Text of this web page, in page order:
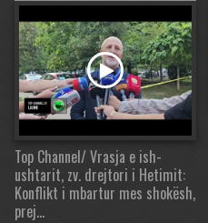
Top Channel/ Vrasja e ish-
ushtarit, zv. drejtori i Hetimit:
Konflikt i mbartur mes shokësh,
prej…